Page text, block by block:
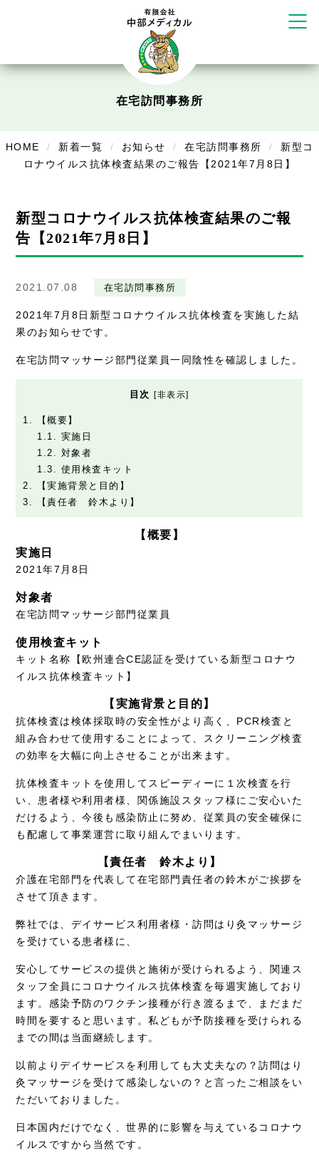
塚店
デイサービスあやめ
在宅訪問
美容
症例別施術
採用情報
在宅訪問事務所
HOME 新着一覧 お知らせ 在宅訪問事務所
新型コ
ロナウイルス抗体検査結果のご報告【2021年7月8日】
新型コロナウイルス抗体検査結果のご報
告【2021年7月8日】
2021.07.08 在宅訪問事務所
2021年7月8日新型コロナウイルス抗体検査を実施した結
果のお知らせです。
在宅訪問マッサージ部門従業員一同陰性を確認しました。
目次 [非表示]
1.
【概要】
1.1. 実施日
1.2. 対象者
1.3. 使用検査キット
2.
【実施背景と目的】
3.
【責任者 鈴木より】
【概要】
実施日
2021年7月8日
対象者
在宅訪問マッサージ部門従業員
使用検査キット
キット名称【欧州連合CE認証を受けている新型コロナウ
イルス抗体検査キット】
【実施背景と目的】
抗体検査は検体採取時の安全性がより高く、PCR検査と
組み合わせて使用することによって、スクリーニング検査
の効率を大幅に向上させることが出来ます。
抗体検査キットを使用してスピーディーに１次検査を行
い、患者様や利用者様、関係施設スタッフ様にご安心いた
だけるよう、今後も感染防止に努め、従業員の安全確保に
も配慮して事業運営に取り組んでまいります。
【責任者 鈴木より】
介護在宅部門を代表して在宅部門責任者の鈴木がご挨拶を
させて頂きます。
弊社では、デイサービス利用者様・訪問はり灸マッサージ
を受けている患者様に、
安心してサービスの提供と施術が受けられるよう、関連ス
タッフ全員にコロナウイルス抗体検査を毎週実施しており
ます。感染予防のワクチン接種が行き渡るまで、まだまだ
時間を要すると思います。私どもが予防接種を受けられる
までの間は当面継続します。
以前よりデイサービスを利用しても大丈夫なの？訪問はり
灸マッサージを受けて感染しないの？と言ったご相談をい
ただいておりました。
日本国内だけでなく、世界的に影響を与えているコロナウ
イルスですから当然です。